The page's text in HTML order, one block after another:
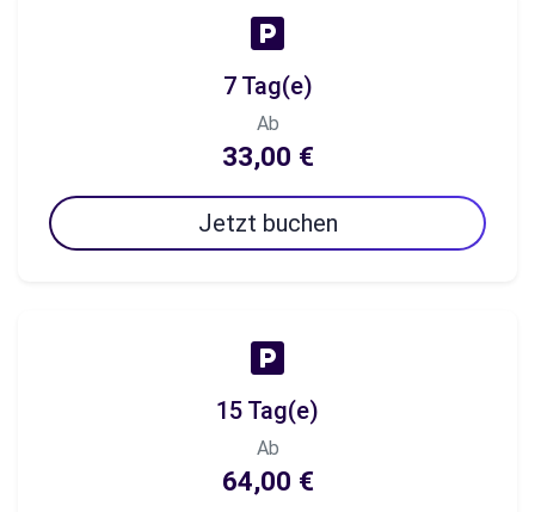
7 Tag(e)
Ab
33,00 €
Jetzt buchen
15 Tag(e)
Ab
64,00 €